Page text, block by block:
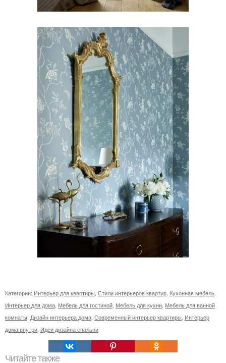
Категории: Интерьер для квартиры, Стили интерьеров квартир, Кухонная мебель,
Интерьер для дома, Мебель для гостиной, Мебель для кухни, Мебель для ванной
комнаты, Дизайн интерьера дома, Современный интерьер квартиры, Интерьер
дома внутри, Идеи дизайна спальни
Читайте также